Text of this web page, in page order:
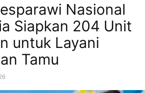
Nasional
Siapkan 204 Unit
untuk Layani
Tamu